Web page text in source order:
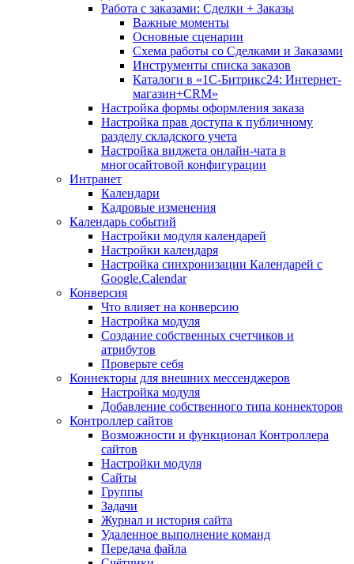
Работа с заказами: Сделки + Заказы
Важные моменты
Основные сценарии
Схема работы со Сделками и Заказами
Инструменты списка заказов
Каталоги в «1С-Битрикс24: Интернет-
магазин+CRM»
Настройка формы оформления заказа
Настройка прав доступа к публичному
разделу складского учета
Настройка виджета онлайн-чата в
многосайтовой конфигурации
Интранет
Календари
Кадровые изменения
Календарь событий
Настройки модуля календарей
Настройки календаря
Настройка синхронизации Календарей с
Google.Calendar
Конверсия
Что влияет на конверсию
Настройка модуля
Создание собственных счетчиков и
атрибутов
Проверьте себя
Коннекторы для внешних мессенджеров
Настройка модуля
Добавление собственного типа коннекторов
Контроллер сайтов
Возможности и функционал Контроллера
сайтов
Настройки модуля
Сайты
Группы
Задачи
Журнал и история сайта
Удаленное выполнение команд
Передача файла